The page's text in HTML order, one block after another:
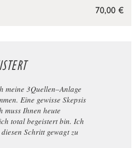
70,00 €
meine 3Quellen–Anlage
Eine gewisse Skepsis
muss Ihnen heute
total begeistert bin. Ich
Schritt gewagt zu